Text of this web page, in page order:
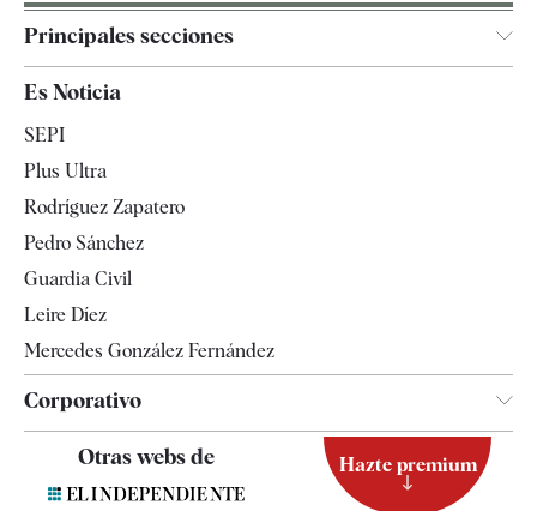
Principales secciones
España
Televisión
Es Noticia
SEPI
Plus Ultra
Rodríguez Zapatero
Pedro Sánchez
Guardia Civil
Leire Díez
Mercedes González Fernández
Corporativo
Contacto
Otras webs de Hazte premium